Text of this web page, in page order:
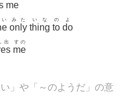
me
い
only
みた
thing
いな
to
の
do
よ
出
me
すの
」や「～のようだ」の意